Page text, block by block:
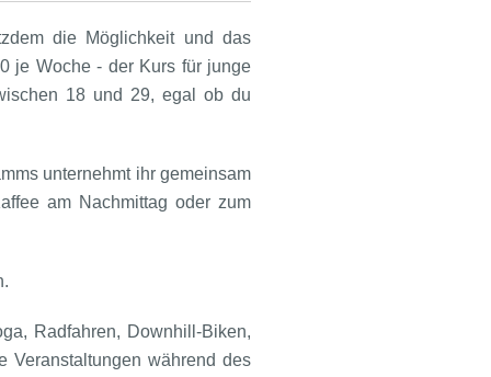
die Möglichkeit und das
je Woche - der Kurs für junge
18 und 29, egal ob du
unternehmt ihr gemeinsam
am Nachmittag oder zum
Radfahren, Downhill-Biken,
Veranstaltungen während des